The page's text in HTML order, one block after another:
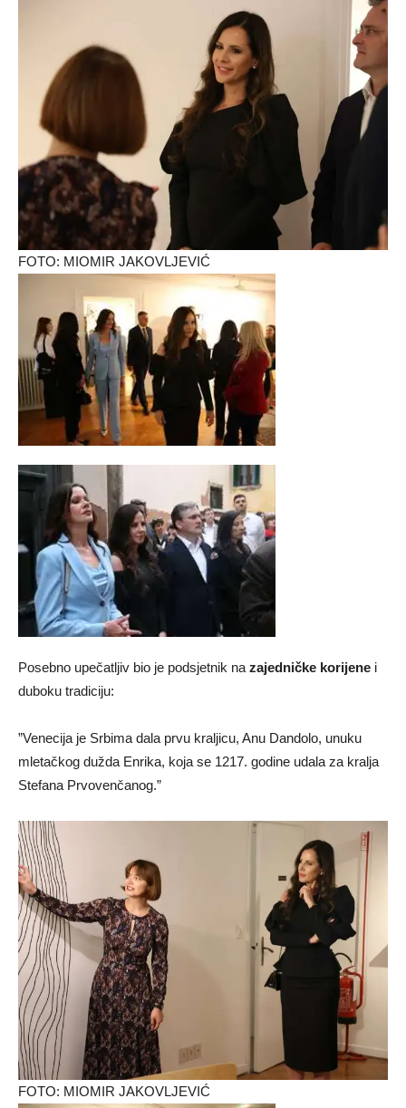
FOTO: MIOMIR JAKOVLJEVIĆ
Posebno upečatljiv bio je podsjetnik nazajedničke korijene i
duboku tradiciju:
​”Venecija je Srbima dala prvu kraljicu, Anu Dandolo, unuku
mletačkog dužda Enrika, koja se 1217. godine udala za kralja
Stefana Prvovenčanog.”
FOTO: MIOMIR JAKOVLJEVIĆ